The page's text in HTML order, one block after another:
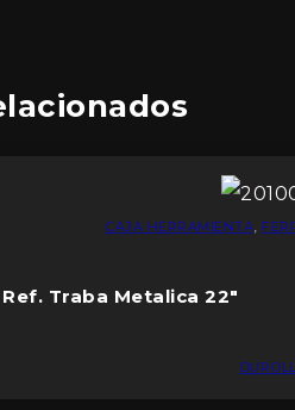
CAJA HERRAMIENTA,
Traba Metalica 22″